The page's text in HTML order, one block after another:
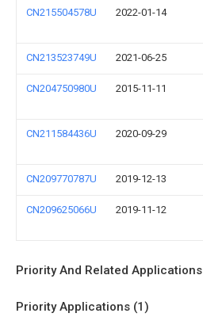
CN215504578U 2022-01-14
CN213523749U 2021-06-25
CN204750980U 2015-11-11
CN211584436U 2020-09-29
CN209770787U 2019-12-13
CN209625066U 2019-11-12
Priority And Related Applications
Priority Applications (1)